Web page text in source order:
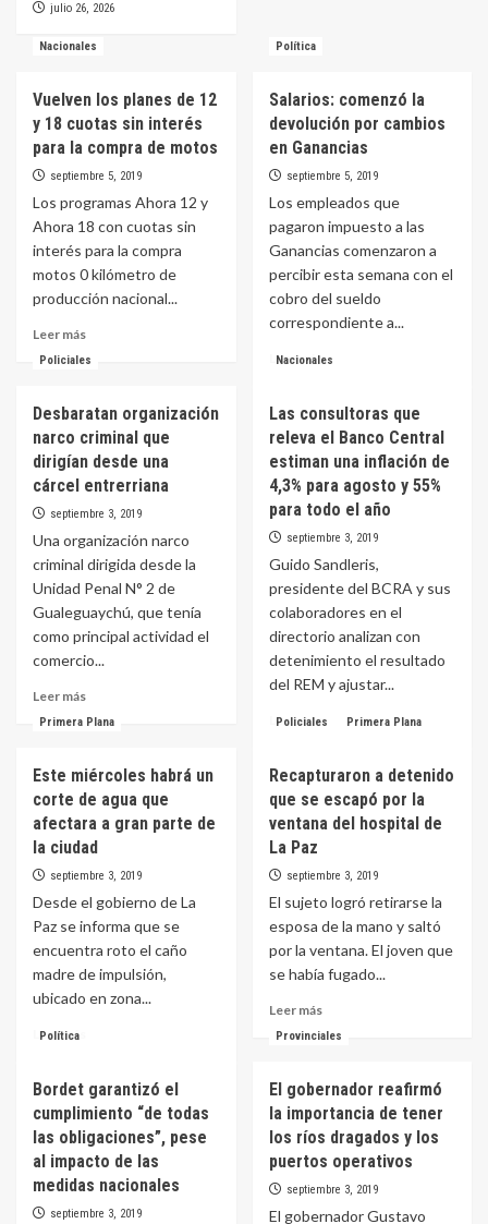
4
Vuelve la «bomba polar»: frío extremo y posible
nieve en zonas poco habituales de Argentina
El Gobierno nacional autorizó anticipos de
hasta $400.000 millones para Entre Ríos, Santa
Fe y Jujuy
julio 26, 2026
Nacionales
Vuelven los planes de 12
y 18 cuotas sin interés
para la compra de motos
septiembre 5, 2019
Los programas Ahora 12 y
Ahora 18 con cuotas sin
interés para la compra
motos 0 kilómetro de
producción nacional...
Leer más
los
planes
de
y
18
cuotas
sin
interés
la
compra
de
Política
Salarios: comenzó la
devolución por cambios
en Ganancias
septiembre 5, 2019
Los empleados que
pagaron impuesto a las
Ganancias comenzaron a
percibir esta semana con el
cobro del sueldo
correspondiente a...
Leer másLeer
Salarios:
comenzó
la
devolución
por
cambios
en
Ganancias
Policiales
Desbaratan organización
narco criminal que
dirigían desde una
cárcel entrerriana
septiembre 3, 2019
Una organización narco
criminal dirigida desde la
Unidad Penal N° 2 de
Gualeguaychú, que tenía
como principal actividad el
comercio...
Leer más
más
organización
narco
criminal
que
dirigían
desde
una
cárcel
entrerriana
Nacionales
Las consultoras que
releva el Banco Central
estiman una inflación de
4,3% para agosto y 55%
para todo el año
septiembre 3, 2019
Guido Sandleris,
presidente del BCRA y sus
colaboradores en el
directorio analizan con
detenimiento el resultado
del REM y ajustar...
Leer másLeer
Las
consultoras
que
Banco
Central
estiman
una
inflación
4,3%
para
55%
para
todo
año
Primera Plana
Este miércoles habrá un
corte de agua que
afectara a gran parte de
la ciudad
septiembre 3, 2019
Desde el gobierno de La
Paz se informa que se
encuentra roto el caño
madre de impulsión,
ubicado en zona...
Leer más
Este
miércoles
habrá
un
de
agua
Policiales Primera Plana
Recapturaron a detenido
que se escapó por la
ventana del hospital de
La Paz
septiembre 3, 2019
El sujeto logró retirarse la
esposa de la mano y saltó
por la ventana. El joven que
se había fugado...
Leer másLeer
más
a
detenido
que
escapó
por
la
Política
Bordet garantizó el
cumplimiento “de todas
las obligaciones”, pese
al impacto de las
medidas nacionales
septiembre 3, 2019
Provinciales
El gobernador reafirmó
la importancia de tener
los ríos dragados y los
puertos operativos
septiembre 3, 2019
El gobernador Gustavo